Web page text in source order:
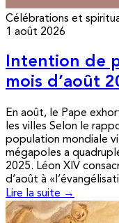
Célébrations et
1 août 2026
Intention de
mois d’août
En août, le Pape
les villes Selon le
population mondiale
mégapoles a
2025. Léon XIV
d’août à
Lire la suite →